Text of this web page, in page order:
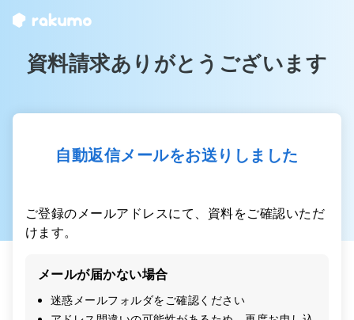
資料請求ありがとうございます
自動返信メールをお送りしました
ご登録のメールアドレスにて、資料をご確認いただ
けます。
メールが届かない場合
迷惑メールフォルダをご確認ください